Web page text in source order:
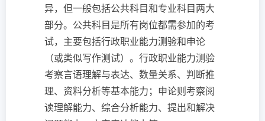
异，但一般包括公共科目和专业科目两大
部分。公共科目是所有岗位都需参加的考
试，主要包括行政职业能力测验和申论
（或类似写作测试）。行政职业能力测验
考察言语理解与表达、数量关系、判断推
理、资料分析等基本能力；申论则考察阅
读理解能力、综合分析能力、提出和解决